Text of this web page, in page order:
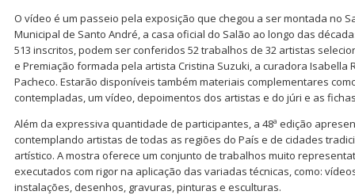
O vídeo é um passeio pela exposição que chegou a ser montada no
Municipal de Santo André, a casa oficial do Salão ao longo das
513 inscritos, podem ser conferidos 52 trabalhos de 32 artistas
e Premiação formada pela artista Cristina Suzuki, a curadora Isabella
Pacheco. Estarão disponíveis também materiais complementares
contempladas, um vídeo, depoimentos dos artistas e do júri e as
Além da expressiva quantidade de participantes, a 48ª edição
contemplando artistas de todas as regiões do País e de cidades
artístico. A mostra oferece um conjunto de trabalhos muito
executados com rigor na aplicação das variadas técnicas, como:
instalações, desenhos, gravuras, pinturas e esculturas.